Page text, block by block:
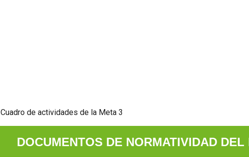
Cuadro de actividades de la Meta 3
DOCUMENTOS DE NORMATIVIDAD DEL